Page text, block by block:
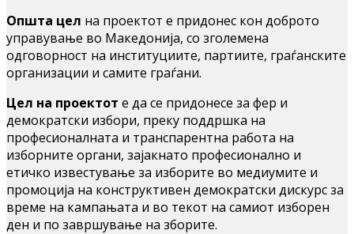
Општа цел на проектот е придонес кон доброто
управување во Македонија, со зголемена
одговорност на институциите, партиите, граѓанските
организации и самите граѓани.
Цел на проектот е да се придонесе за фер и
демократски избори, преку поддршка на
професионалната и транспарентна работа на
изборните органи, зајакнато професионално и
етичко известување за изборите во медиумите и
промоција на конструктивен демократски дискурс за
време на кампањата и во текот на самиот изборен
ден и по завршување на зборите.